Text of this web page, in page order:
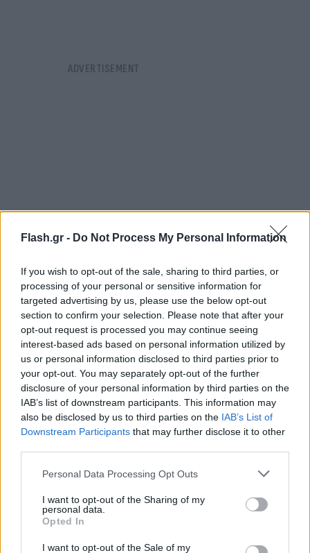
Flash.gr - Do Not Process My Personal Information
If you wish to opt-out of the sale, sharing to third parties, or
processing of your personal or sensitive information for
targeted advertising by us, please use the below opt-out
section to confirm your selection. Please note that after your
opt-out request is processed you may continue seeing
interest-based ads based on personal information utilized by
us or personal information disclosed to third parties prior to
your opt-out. You may separately opt-out of the further
disclosure of your personal information by third parties on the
IAB’s list of downstream participants. This information may
also be disclosed by us to third parties on the IAB’s List of
Downstream Participants that may further disclose it to other
Please note that this website/app uses one or more Google
not limited to your visit or usage behaviour. You may click to
grant or deny consent to Google and its third-party tags to
use your data for below specified purposes in below Google
consent section.
Personal Data Processing Opt Outs
I want to opt-out of the Sharing of my
personal data.
Opted In
I want to opt-out of the Sale of my
FLASH FOCUS